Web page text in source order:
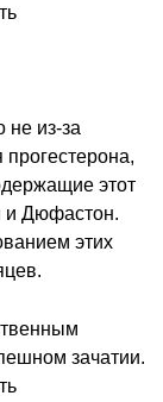
не из-за
этот
и Дюфастон.
этих
зачатии.